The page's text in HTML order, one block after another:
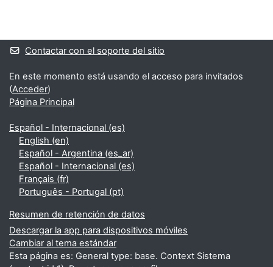
Bloques suplementarios
Contactar con el soporte del sitio
En este momento está usando el acceso para invitados
(Acceder)
Página Principal
Español - Internacional ‎(es)‎
English ‎(en)‎
Español - Argentina ‎(es_ar)‎
Español - Internacional ‎(es)‎
Français ‎(fr)‎
Português - Portugal ‎(pt)‎
Resumen de retención de datos
Descargar la app para dispositivos móviles
Cambiar al tema estándar
Esta página es: General type: base. Context Sistema